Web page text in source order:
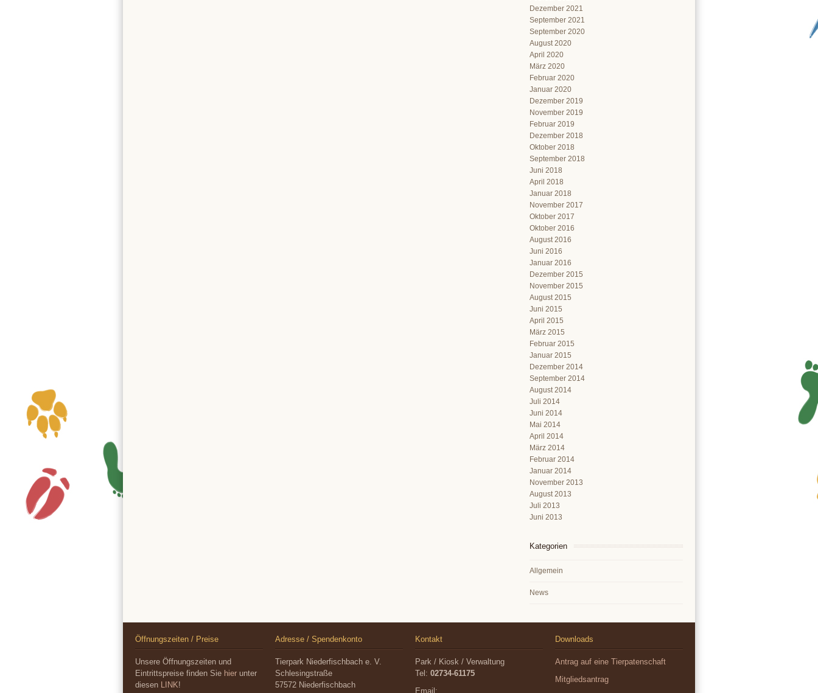
Dezember 2021
September 2021
September 2020
August 2020
April 2020
März 2020
Februar 2020
Januar 2020
Dezember 2019
November 2019
Februar 2019
Dezember 2018
Oktober 2018
September 2018
Juni 2018
April 2018
Januar 2018
November 2017
Oktober 2017
Oktober 2016
August 2016
Juni 2016
Januar 2016
Dezember 2015
November 2015
August 2015
Juni 2015
April 2015
März 2015
Februar 2015
Januar 2015
Dezember 2014
September 2014
August 2014
Juli 2014
Juni 2014
Mai 2014
April 2014
März 2014
Februar 2014
Januar 2014
November 2013
August 2013
Juli 2013
Juni 2013
Kategorien
Allgemein
News
Öffnungszeiten / Preise
Unsere Öffnungszeiten und
Eintrittspreise finden Sie hier unter
diesen LINK!
Adresse / Spendenkonto
Tierpark Niederfischbach e. V.
Schlesingstraße
57572 Niederfischbach
Kontakt
Park / Kiosk / Verwaltung
Tel: 02734-61175
Email:
Downloads
Antrag auf eine Tierpatenschaft
Mitgliedsantrag